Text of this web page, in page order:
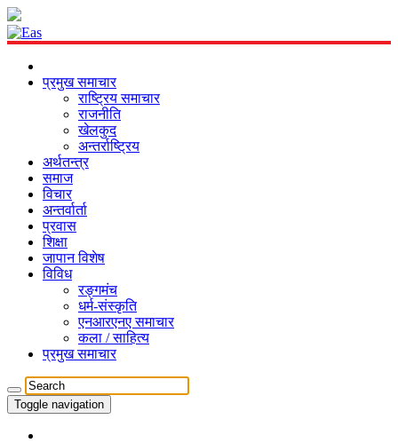
प्रमुख समाचार
राष्ट्रिय समाचार
राजनीति
खेलकुद
अन्तर्राष्ट्रिय
अर्थतन्त्र
समाज
विचार
अन्तर्वार्ता
प्रवास
शिक्षा
जापान विशेष
विविध
रङ्गमंच
धर्म-संस्कृति
एनआरएनए समाचार
कला / साहित्य
प्रमुख समाचार
Toggle navigation